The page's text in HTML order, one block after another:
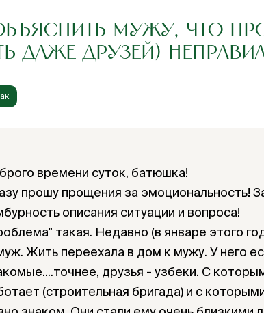
МУЖУ, ЧТО
ДАЖЕ ДРУЗЕЙ)
времени суток, батюшка!
прошу прощения за эмоциональность!
описания ситуации и вопроса!
такая. Недавно (в январе этого
Жить переехала в дом к мужу. У него
друзья - узбеки. С
(строительная бригада) и с